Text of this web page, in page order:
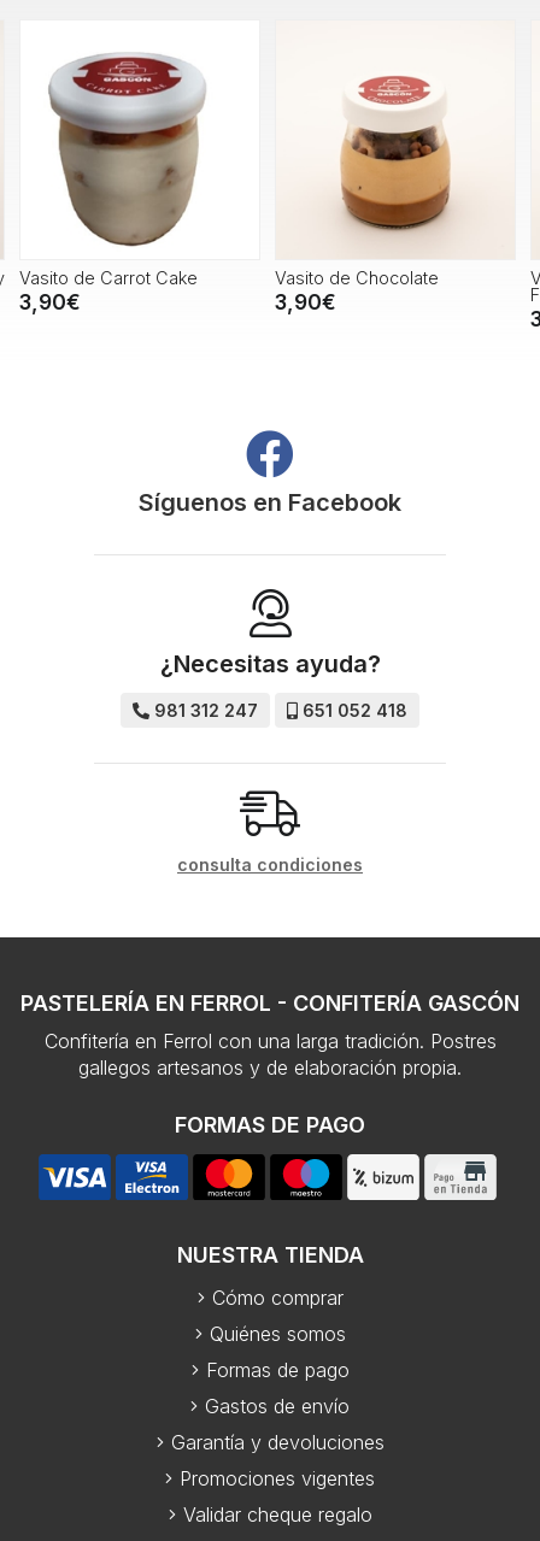
Vasito de Chocolate
3,90€
Vasito de
Fresa/Albahaca/Limón
Síguenos en Facebook
¿Necesitas ayuda?
981 312 247 651 052 418
consulta condiciones
PASTELERÍA EN FERROL - CONFITERÍA GASCÓN
Confitería en Ferrol con una larga tradición. Postres
gallegos artesanos y de elaboración propia.
FORMAS DE PAGO
NUESTRA TIENDA
Cómo comprar
Quiénes somos
Formas de pago
Gastos de envío
Garantía y devoluciones
Promociones vigentes
Validar cheque regalo